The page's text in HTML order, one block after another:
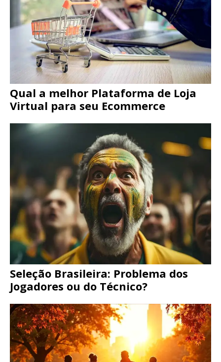
Qual a melhor Plataforma de Loja
Virtual para seu Ecommerce
Seleção Brasileira: Problema dos
Jogadores ou do Técnico?